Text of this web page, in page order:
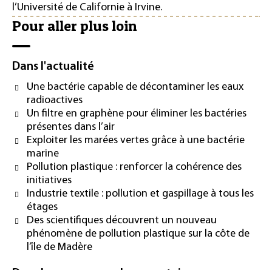
l’Université de Californie à Irvine.
Pour aller plus loin
Dans l'actualité
Une bactérie capable de décontaminer les eaux
radioactives
Un filtre en graphène pour éliminer les bactéries
présentes dans l’air
Exploiter les marées vertes grâce à une bactérie
marine
Pollution plastique : renforcer la cohérence des
initiatives
Industrie textile : pollution et gaspillage à tous les
étages
Des scientifiques découvrent un nouveau
phénomène de pollution plastique sur la côte de
l’île de Madère